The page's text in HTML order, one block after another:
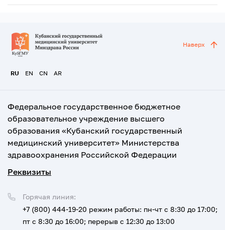
RU EN CN AR
Наверх
Федеральное государственное бюджетное
образовательное учреждение высшего
образования «Кубанский государственный
медицинский университет» Министерства
здравоохранения Российской Федерации
Реквизиты
Горячая линия:
+7 (800) 444-19-20 режим работы: пн-чт с 8:30 до 17:00;
пт с 8:30 до 16:00; перерыв с 12:30 до 13:00